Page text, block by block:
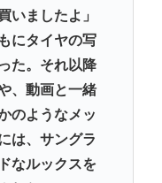
いましたよ」
にタイヤの写
た。それ以降
、動画と一緒
のようなメッ
は、サングラ
なルックスを